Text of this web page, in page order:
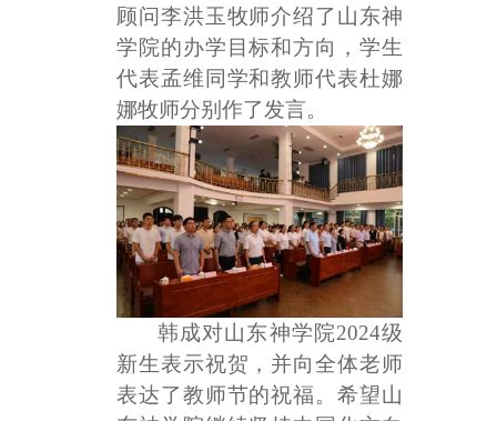
顾问李洪玉牧师介绍了山东神
学院的办学目标和方向，学生
代表孟维同学和教师代表杜娜
娜牧师分别作了发言。
韩成对山东神学院2024级
新生表示祝贺，并向全体老师
表达了教师节的祝福。希望山